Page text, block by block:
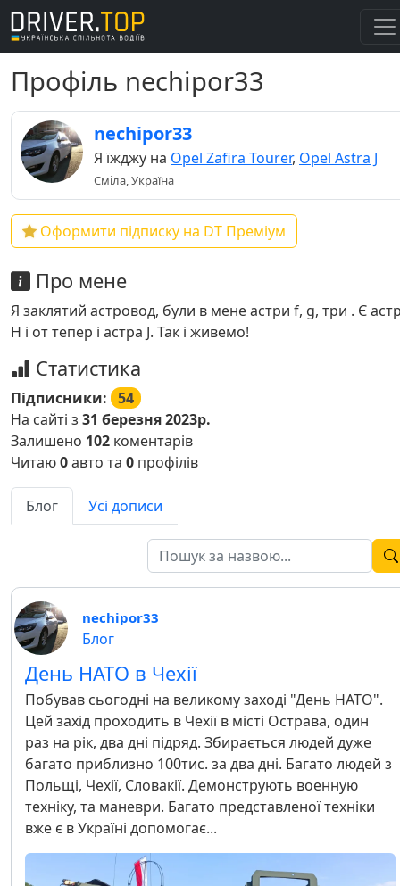
Профіль nechipor33
nechipor33
Я їжджу на Opel Zafira Tourer, Opel Astra J
Сміла, Україна
Оформити підписку на DT Преміум
Про мене
Я заклятий астровод, були в мене астри f, g, три . Є
Н і от тепер і астра J. Так і живемо!
Статистика
Підписники: 54
На сайті з 31 березня 2023р.
Залишено 102 коментарів
Читаю0авто та 0 профілів
Блог Усі дописи
nechipor33
Блог
День НАТО в Чехії
Побував сьогодні на великому заході "День НАТО".
Цей захід проходить в Чехії в місті Острава, один
раз на рік, два дні підряд. Збирається людей дуже
багато приблизно 100тис. за два дні. Багато людей з
Польщі, Чехії, Словакії. Демонструють военную
техніку, та маневри. Багато представленої техніки
вже є в Україні допомогає...